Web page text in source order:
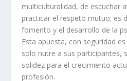
multiculturalidad, de escuchar
practicar el respeto mutuo; es
fomento y el desarrollo de la
Esta apuesta, con seguridad
solo nutre a sus participantes,
solidez para el crecimiento
profesión.